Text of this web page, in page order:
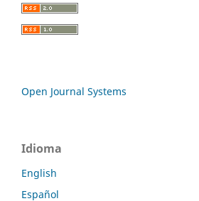
Open Journal Systems
Idioma
English
Español